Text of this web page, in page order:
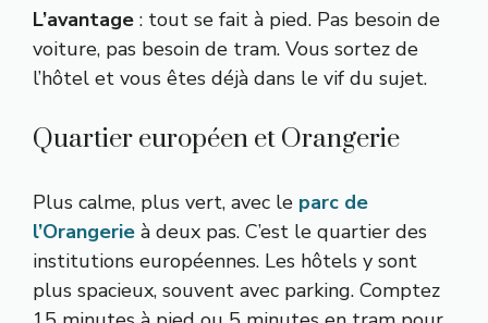
L’avantage : tout se fait à pied. Pas besoin de
voiture, pas besoin de tram. Vous sortez de
l’hôtel et vous êtes déjà dans le vif du sujet.
Quartier européen et Orangerie
Plus calme, plus vert, avec le parc de
l’Orangerie à deux pas. C’est le quartier des
institutions européennes. Les hôtels y sont
plus spacieux, souvent avec parking. Comptez